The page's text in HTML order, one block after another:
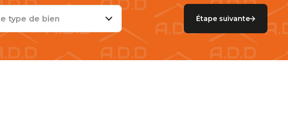
type de bien Étape suivante